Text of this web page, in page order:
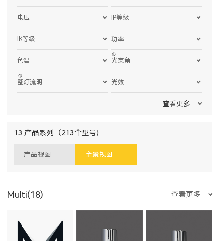
电压 IP等级
IK等级 功率
色温 光束角
整灯流明 光效
查看更多
13 产品系列（213个型号)
产品视图 全景视图
Multi(18) 查看更多